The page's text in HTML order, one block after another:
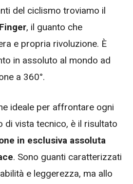
del ciclismo troviamo il
, il guanto che
e propria rivoluzione. È
in assoluto al mondo ad
a 360°.
ideale per affrontare ogni
di vista tecnico, è il risultato
in esclusiva assoluta
. Sono guanti caratterizzati
e leggerezza, ma allo